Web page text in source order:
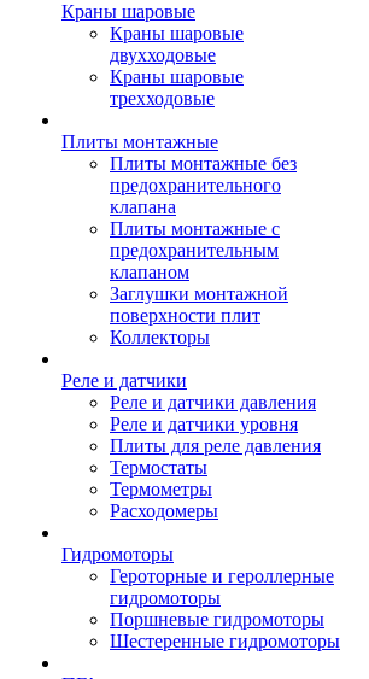
Краны шаровые
Краны шаровые
двухходовые
Краны шаровые
трехходовые
Плиты монтажные
Плиты монтажные без
предохранительного
клапана
Плиты монтажные с
предохранительным
клапаном
Заглушки монтажной
поверхности плит
Коллекторы
Реле и датчики
Реле и датчики давления
Реле и датчики уровня
Плиты для реле давления
Термостаты
Термометры
Расходомеры
Гидромоторы
Героторные и героллерные
гидромоторы
Поршневые гидромоторы
Шестеренные гидромоторы